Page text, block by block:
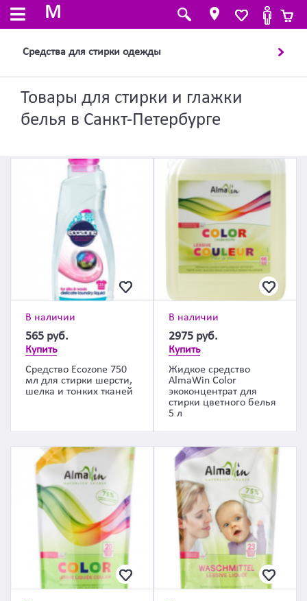
M
Средства для стирки одежды
Товары для стирки и глажки
белья в Санкт-Петербурге
В наличии
565 руб.
Купить
Средство Ecozone 750
мл для стирки шерсти,
шелка и тонких тканей
В наличии
2975 руб.
Купить
Жидкое средство
AlmaWin Color
экоконцентрат для
стирки цветного белья
5 л